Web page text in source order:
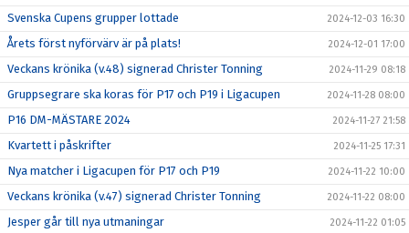
Svenska Cupens grupper lottade 2024-12-03 16:30
Årets först nyförvärv är på plats! 2024-12-01 17:00
Veckans krönika (v.48) signerad Christer Tonning 2024-11-29 08:18
Gruppsegrare ska koras för P17 och P19 i Ligacupen 2024-11-28 08:00
P16 DM-MÄSTARE 2024 2024-11-27 21:58
Kvartett i påskrifter 2024-11-25 17:31
Nya matcher i Ligacupen för P17 och P19 2024-11-22 10:00
Veckans krönika (v.47) signerad Christer Tonning 2024-11-22 08:00
Jesper går till nya utmaningar 2024-11-22 01:05